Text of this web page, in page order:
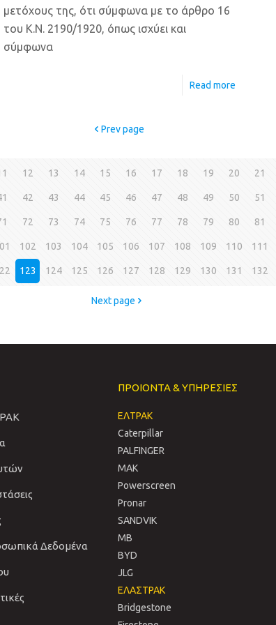
μετόχους της, ότι σύμφωνα με το άρθρο 16
του Κ.Ν. 2190/1920, όπως ισχύει και
σύμφωνα
Read more
Prev page
12 13 14 15 16 17 18 19 20 21
42 43 44 45 46 47 48 49 50 51
72 73 74 75 76 77 78 79 80 81
102 103 104 105 106 107 108 109 110 111
123 124 125 126 127 128 129 130 131 132
Next page
Δεδομένα
ΠΡΟΙΟΝΤΑ & ΥΠΗΡΕΣΙΕΣ
ΕΛΤΡΑΚ
Caterpillar
PALFINGER
MAK
Powerscreen
Pronar
SANDVIΚ
MB
BYD
JLG
ΕΛΑΣΤΡΑΚ
Bridgestone